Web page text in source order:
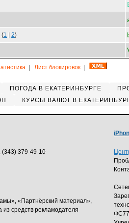
(1 2)
Лист блокировок
ПОГОДА В ЕКАТЕРИНБУРГЕ
КУРСЫ ВАЛЮТ В
, (343) 379-49-10
«Партнёрский материал»,
средств рекламодателя